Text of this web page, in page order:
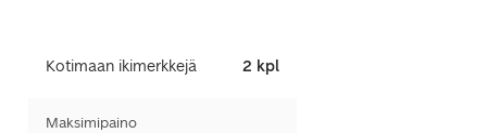
Kotimaan ikimerkkejä 2 kpl
Maksimipaino